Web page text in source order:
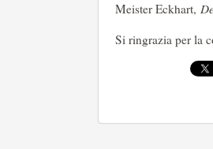
Meister Eckhart,
Si ringrazia per la